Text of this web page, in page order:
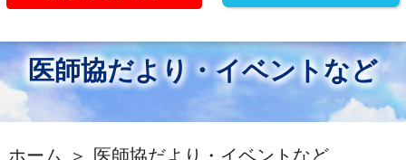
医師協だより・イベントなど
ホーム 医師協だより・イベントなど